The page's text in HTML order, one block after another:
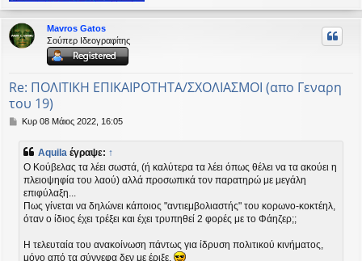
ρ
Mavros Gatos
Σούπερ Ιδεογραφίτης
Re: ΠΟΛΙΤΙΚΗ ΕΠΙΚΑΙΡΟΤΗΤΑ/ΣΧΟΛΙΑΣΜΟΙ (απο Γεναρη
του 19)
Δ
μ
σ
σ
Κυρ 08 Μάιος 2022, 16:05
Aquila έγραψε: ↑
O Κούβελας τα λέει σωστά, (ή καλύτερα τα λέει όπως θέλει να τα ακούει η
πλειοψηφία του λαού) αλλά προσωπικά τον παρατηρώ με μεγάλη
επιφύλαξη...
Πως γίνεται να δηλώνει κάποιος "αντιεμβολιαστής" του κορωνο-κοκτέηλ,
όταν ο ίδιος έχει τρέξει και έχει τρυπηθεί 2 φορές με το Φάηζερ;;
Η τελευταία του ανακοίνωση πάντως για ίδρυση πολιτικού κινήματος,
μόνο από τα σύννεφα δεν με έριξε.